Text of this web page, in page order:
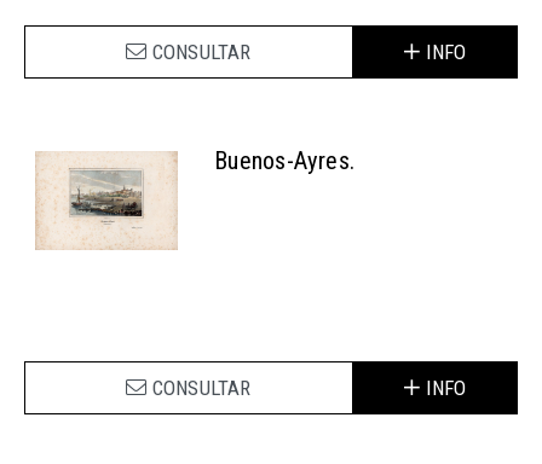
CONSULTAR INFO
Buenos-Ayres.
CONSULTAR INFO